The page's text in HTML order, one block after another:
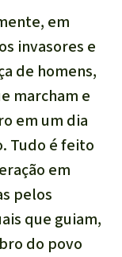
em
invasores e
de homens,
marcham e
em um dia
Tudo é feito
em
pelos
que guiam,
do povo